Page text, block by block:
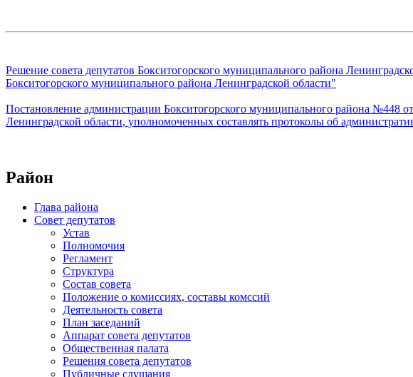
Решение совета депутатов Бокситогорского муниципального района
Бокситогорского муниципального района Ленинградской области"
Постановление администрации Бокситогорского муниципального района №448
Ленинградской области, уполномоченных составлять протоколы об
Район
Глава района
Совет депутатов
Устав
Полномочия
Регламент
Структура
Состав совета
Положение о комиссиях, составы комссий
Деятельность совета
План заседаний
Аппарат совета депутатов
Общественная палата
Решения совета депутатов
Публичные слушания